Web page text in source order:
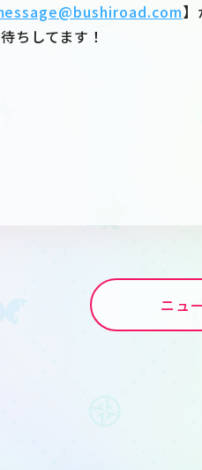
】
ちしてます！
ニュ